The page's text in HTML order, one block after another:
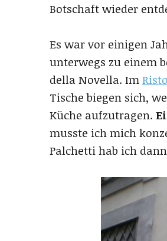
Botschaft wieder
Es war vor einigen
unterwegs zu einem
della Novella. Im
Tische biegen sich,
Küche aufzutragen.
musste ich mich
Palchetti hab ich